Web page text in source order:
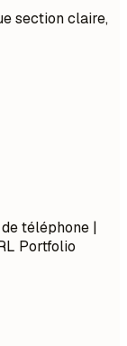
section claire,
téléphone |
Portfolio